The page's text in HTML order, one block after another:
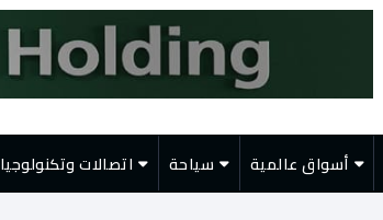
أسواق عالمية سياحة اتصالات وتكنولوجيا